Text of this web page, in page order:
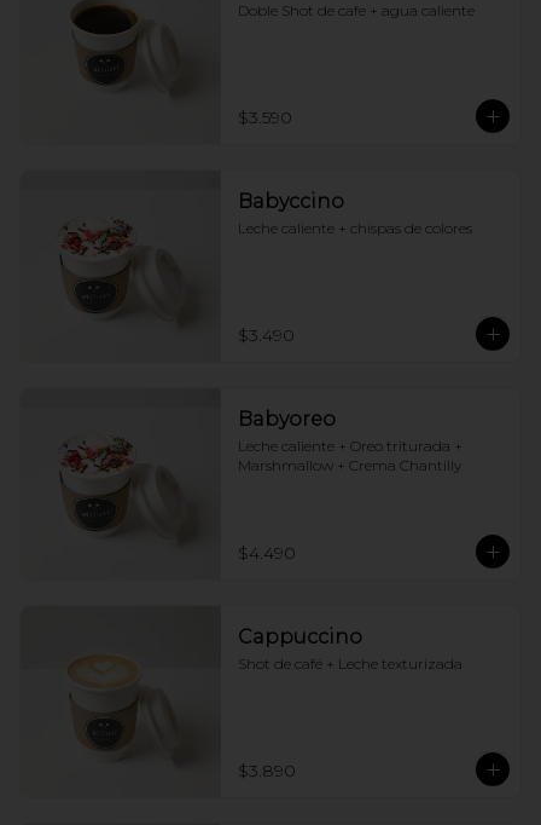
Doble Shot de cafe + agua caliente
$3.590
Babyccino
Leche caliente + chispas de colores
$3.490
Babyoreo
Leche caliente + Oreo triturada +
Marshmallow + Crema Chantilly
$4.490
Cappuccino
Shot de café + Leche texturizada
$3.890